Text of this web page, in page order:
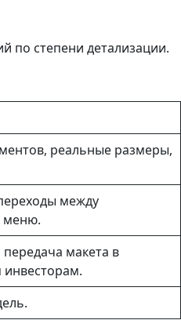
по степени детализации.
реальные размеры,
между
меню.
макета в
инвесторам.